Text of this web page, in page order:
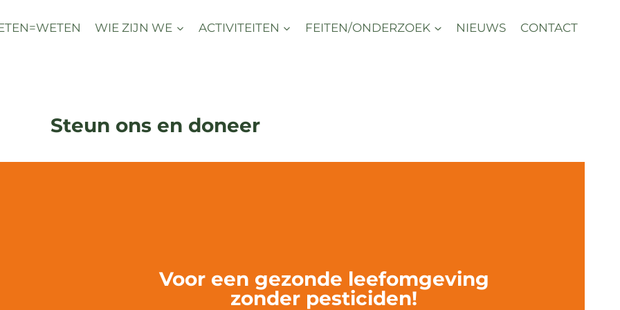
WIE ZIJN WE ACTIVITEITEN FEITEN/ONDERZOEK NIEUWS CONTACT
Steun ons en doneer
Voor een gezonde leefomgeving
zonder pesticiden!